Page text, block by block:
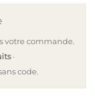
votre commande.
·
code.
mot doux